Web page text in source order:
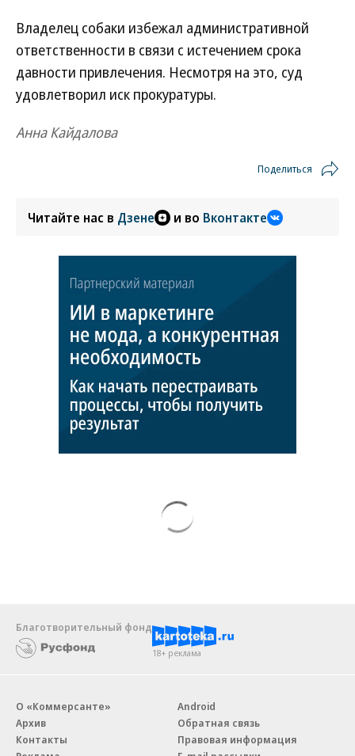
Владелец собаки избежал административной
ответственности в связи с истечением срока
давности привлечения. Несмотря на это, суд
удовлетворил иск прокуратуры.
Анна Кайдалова
Поделиться
Читайте нас в Дзене и во Вконтакте
Благотворительный фонд
18+ реклама
О «Коммерсанте»
Архив
Контакты
Android
Обратная связь
Правовая информация